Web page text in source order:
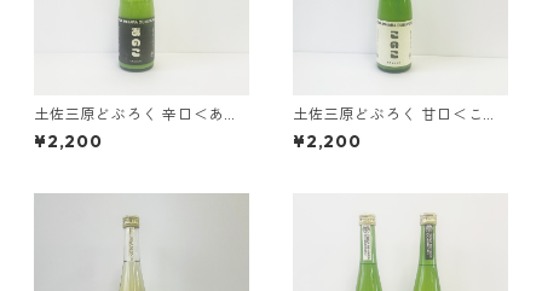
土佐三原どぶろく 辛口＜あの
こ＞ 500ｍｌ1本
¥2,200
土佐三原どぶろく 甘口＜この
こ＞ 500ｍｌ1本
¥2,200